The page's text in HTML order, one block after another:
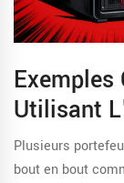
Utilisant
Plusieurs
bout en bout